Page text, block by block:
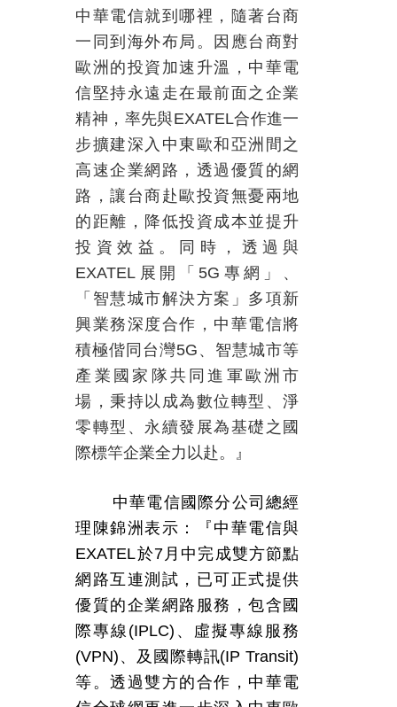
中華電信就到哪裡，隨著台商
一同到海外布局。因應台商對
歐洲的投資加速升溫，中華電
信堅持永遠走在最前面之企業
精神，率先與EXATEL合作進一
步擴建深入中東歐和亞洲間之
高速企業網路，透過優質的網
路，讓台商赴歐投資無憂兩地
的距離，降低投資成本並提升
投資效益。同時，透過與
EXATEL 展開「 5G 專網」、
「智慧城市解決方案」多項新
興業務深度合作，中華電信將
積極偕同台灣5G 、智慧城市等
產業國家隊共同進軍歐洲市
場，秉持以成為數位轉型、淨
零轉型、永續發展為基礎之國
際標竿企業全力以赴。』
中華電信國際分公司總經
理陳錦洲表示：『中華電信與
EXATEL於7月中完成雙方節點
網路互連測試，已可正式提供
優質的企業網路服務，包含國
際專線 (IPLC) 、虛擬專線服務
(VPN) 、及國際轉訊(IP Transit)
等。透過雙方的合作，中華電